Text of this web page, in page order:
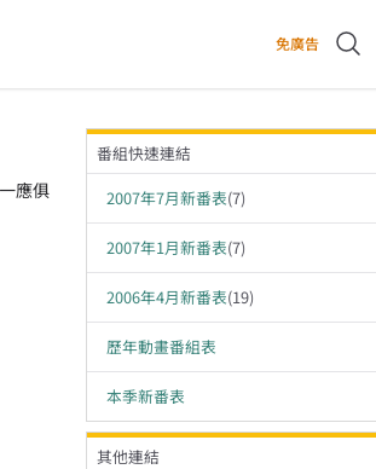
免廣告
應俱
番組快速連結
2007年7月新番表(7)
2007年1月新番表(7)
2006年4月新番表(19)
歷年動畫番組表
本季新番表
其他連結